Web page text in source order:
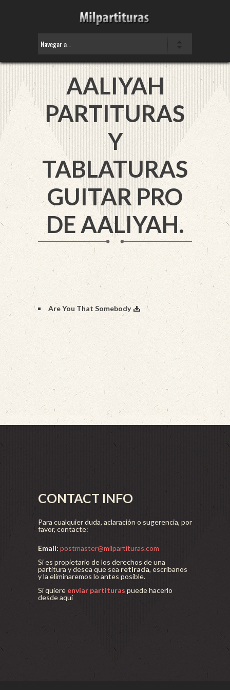
AALIYAH
PARTITURAS
Y
TABLATURAS
GUITAR PRO
DE AALIYAH.
Are You That Somebody
CONTACT INFO
Para cualquier duda, aclaración o sugerencia, por
favor, contacte:
Email: postmaster@milpartituras.com
Si es propietario de los derechos de una
partitura y desea que sea retirada, escríbanos
y la eliminaremos lo antes posible.
Si quiere enviar partituras puede hacerlo
desde aquí